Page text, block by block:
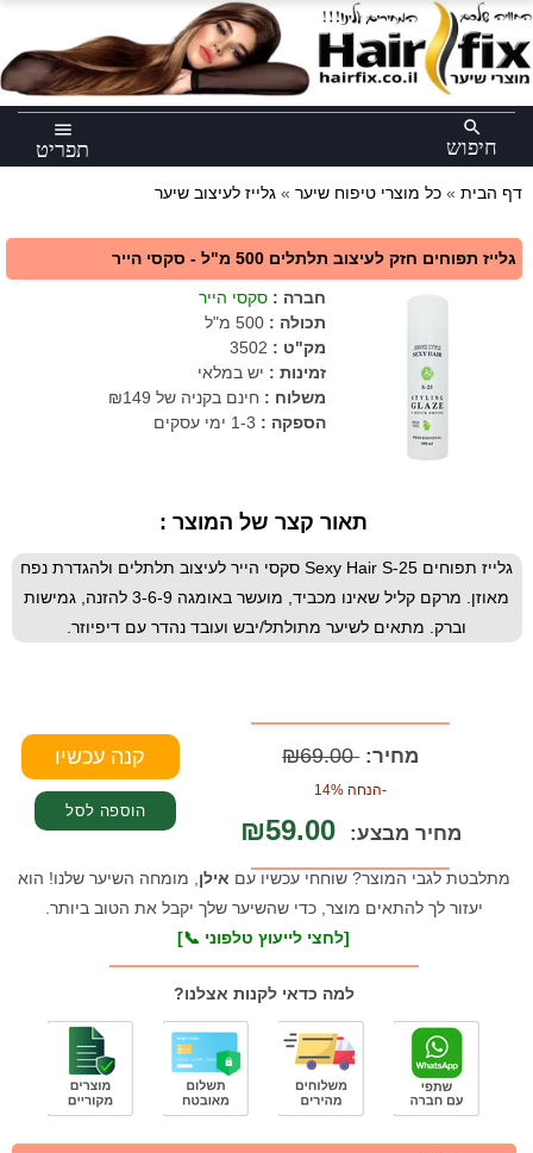
menu
תפריט
search
חיפוש
דף הבית »כל מוצרי טיפוח שיער »גלייז לעיצוב שיער
גלייז תפוחים חזק לעיצוב תלתלים 500 מ"ל - סקסי הייר
חברה : סקסי הייר
תכולה : 500 מ"ל
מק"ט :
3502
זמינות : יש במלאי
משלוח : חינם בקניה של ₪149
הספקה : 1-3 ימי עסקים
תאור קצר של המוצר :
גלייז תפוחים Sexy Hair S-25 סקסי הייר לעיצוב תלתלים ולהגדרת נפח
מאוזן. מרקם קליל שאינו מכביד, מועשר באומגה 3-6-9 להזנה, גמישות
וברק. מתאים לשיער מתולתל/יבש ועובד נהדר עם דיפיוזר.
מחיר: ₪69.00
-הנחה 14%
מחיר מבצע: ₪59.00
מתלבטת לגבי המוצר? שוחחי עכשיו עם אילן , מומחה השיער שלנו! הוא
יעזור לך להתאים מוצר, כדי שהשיער שלך יקבל את הטוב ביותר.
[לחצי לייעוץ טלפוני 📞]
למה כדאי לקנות אצלנו?
×